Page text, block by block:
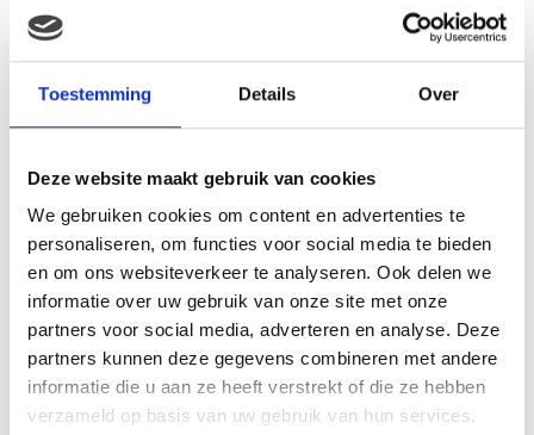
Toestemming Details Over
Deze website maakt gebruik van cookies
We gebruiken cookies om content en advertenties te
personaliseren, om functies voor social media te bieden
en om ons websiteverkeer te analyseren. Ook delen we
informatie over uw gebruik van onze site met onze
partners voor social media, adverteren en analyse. Deze
partners kunnen deze gegevens combineren met andere
informatie die u aan ze heeft verstrekt of die ze hebben
verzameld op basis van uw gebruik van hun services.
Gerelateerde producten